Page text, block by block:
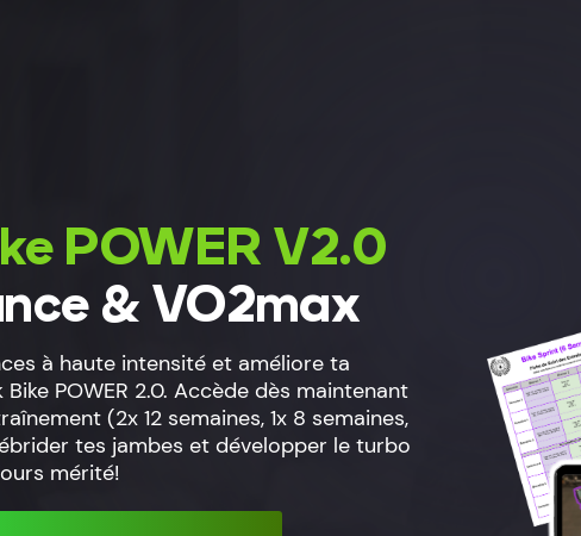
POWER V2.0
& VO2max
à haute intensité et améliore ta
POWER 2.0. Accède dès maintenant
(2x 12 semaines, 1x 8 semaines,
tes jambes et développer le turbo
mérité!